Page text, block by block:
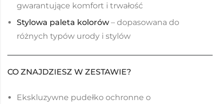
gwarantujące komfort i trwałość
Stylowa paleta kolorów – dopasowana do
różnych typów urody i stylów
CO ZNAJDZIESZ W ZESTAWIE?
Ekskluzywne pudełko ochronne o